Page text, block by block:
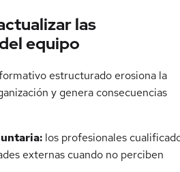
las
equipo
estructurado erosiona la
y genera consecuencias
los profesionales
externas cuando no perciben